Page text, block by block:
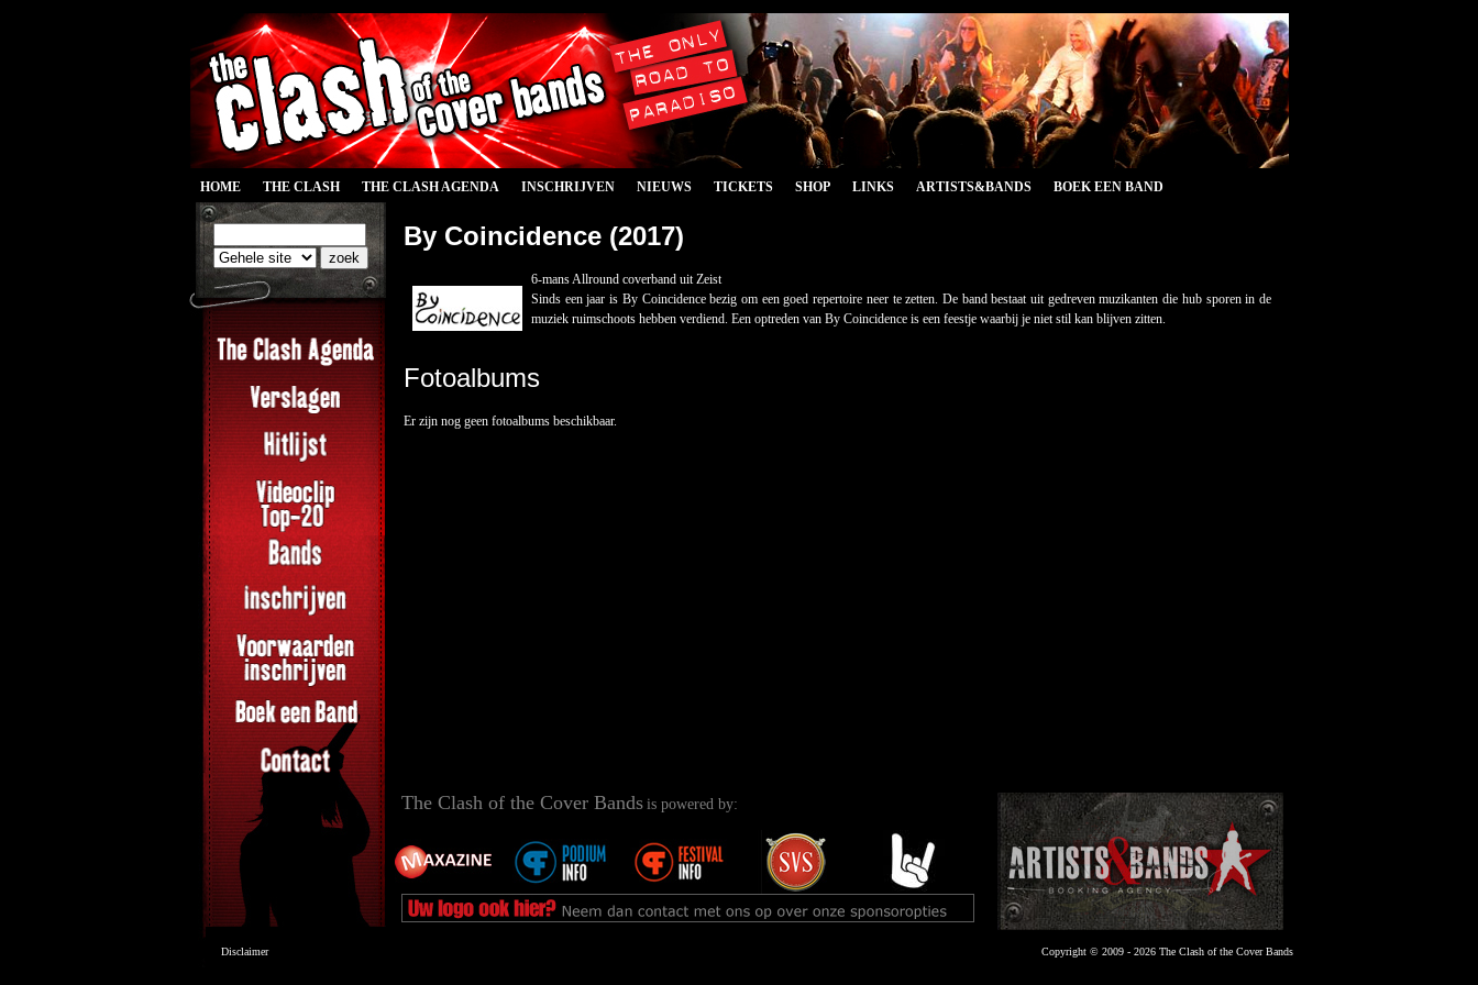
HOME THE CLASH THE CLASH AGENDA INSCHRIJVEN NIEUWS TICKETS SHOP LINKS ARTISTS&BANDS BOEK EEN BAND
By Coincidence (2017)
6-mans Allround coverband uit Zeist
Sinds een jaar is By Coincidence bezig om een goed repertoire neer te zetten. De band bestaat uit gedreven muzikanten die hub sporen in de
muziek ruimschoots hebben verdiend. Een optreden van By Coincidence is een feestje waarbij je niet stil kan blijven zitten.
Fotoalbums
Er zijn nog geen fotoalbums beschikbaar.
The Clash of the Cover Bands is powered by:
Disclaimer Copyright © 2009 - 2026 The Clash of the Cover Bands